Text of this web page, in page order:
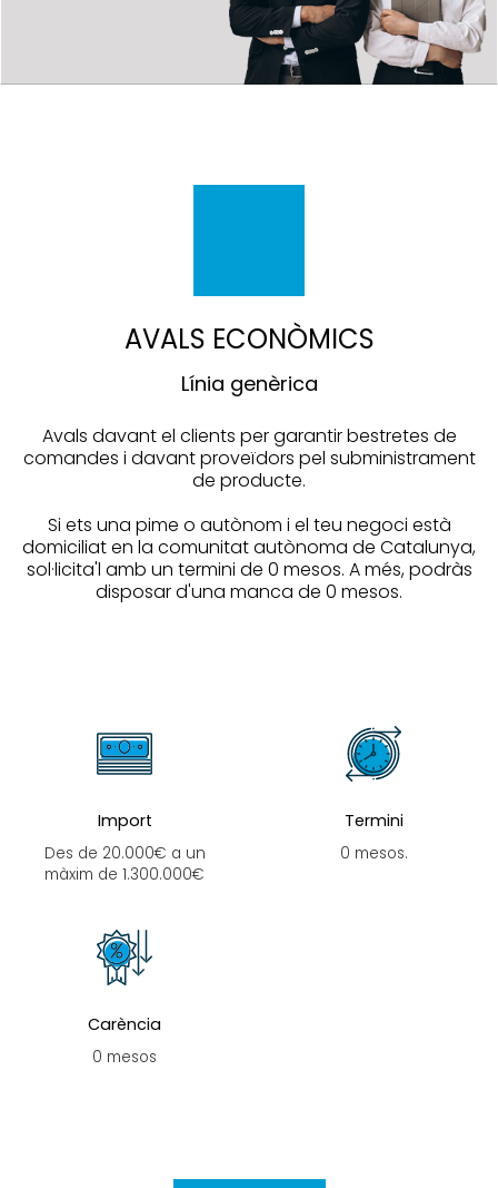
AVALS ECONÒMICS
Línia genèrica
Avals davant el clients per garantir bestretes de
comandes i davant proveïdors pel subministrament
de producte.
Si ets una pime o autònom i el teu negoci està
domiciliat en la comunitat autònoma de Catalunya,
sol·licita'l amb un termini de 0 mesos. A més, podràs
disposar d'una manca de 0 mesos.
Import
Des de 20.000€ a un
màxim de 1.300.000€
Termini
0 mesos.
Carència
0 mesos